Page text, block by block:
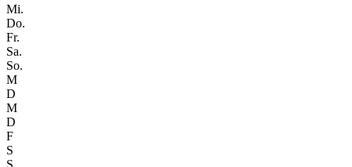
Mi.
Do.
Fr.
Sa.
So.
M
D
M
D
F
S
S